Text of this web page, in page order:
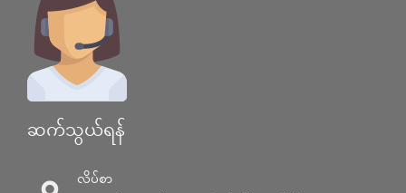
ဆက်သွယ်ရန်
လိပ်စာ